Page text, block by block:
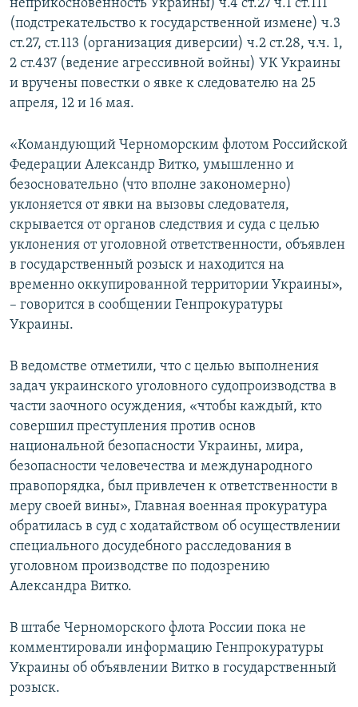
неприкосновенность Украины) ч.4 ст.27 ч.1 ст.111
(подстрекательство к государственной измене) ч.3
ст.27, ст.113 (организация диверсии) ч.2 ст.28, ч.ч. 1,
2 ст.437 (ведение агрессивной войны) УК Украины
и вручены повестки о явке к следователю на 25
апреля, 12 и 16 мая.
«Командующий Черноморским флотом Российской
Федерации Александр Витко, умышленно и
безосновательно (что вполне закономерно)
уклоняется от явки на вызовы следователя,
скрывается от органов следствия и суда с целью
уклонения от уголовной ответственности, объявлен
в государственный розыск и находится на
временно оккупированной территории Украины»,
– говорится в сообщении Генпрокуратуры
Украины.
В ведомстве отметили, что с целью выполнения
задач украинского уголовного судопроизводства в
части заочного осуждения, «чтобы каждый, кто
совершил преступления против основ
национальной безопасности Украины, мира,
безопасности человечества и международного
правопорядка, был привлечен к ответственности в
меру своей вины», Главная военная прокуратура
обратилась в суд с ходатайством об осуществлении
специального досудебного расследования в
уголовном производстве по подозрению
Александра Витко.
В штабе Черноморского флота России пока не
комментировали информацию Генпрокуратуры
Украины об объявлении Витко в государственный
розыск.